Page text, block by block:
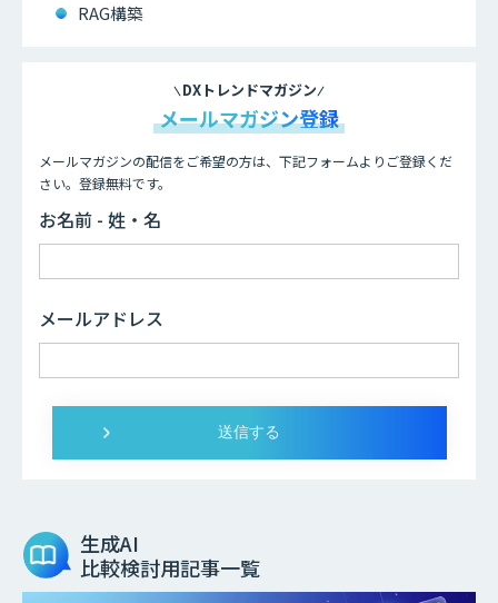
RAG構築
DXトレンドマガジン
メールマガジン登録
メールマガジンの配信をご希望の方は、下記フォームよりご登録くだ
さい。登録無料です。
お名前 - 姓・名
メールアドレス
生成AI
比較検討用記事一覧